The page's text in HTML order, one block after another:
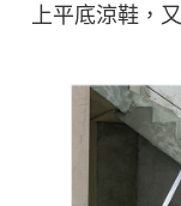
上平底涼鞋，